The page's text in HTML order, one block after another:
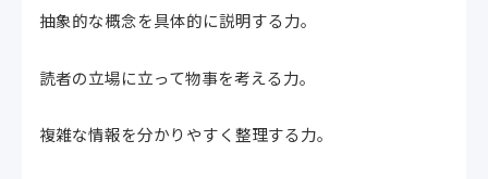
抽象的な概念を具体的に説明する力。
読者の立場に立って物事を考える力。
複雑な情報を分かりやすく整理する力。